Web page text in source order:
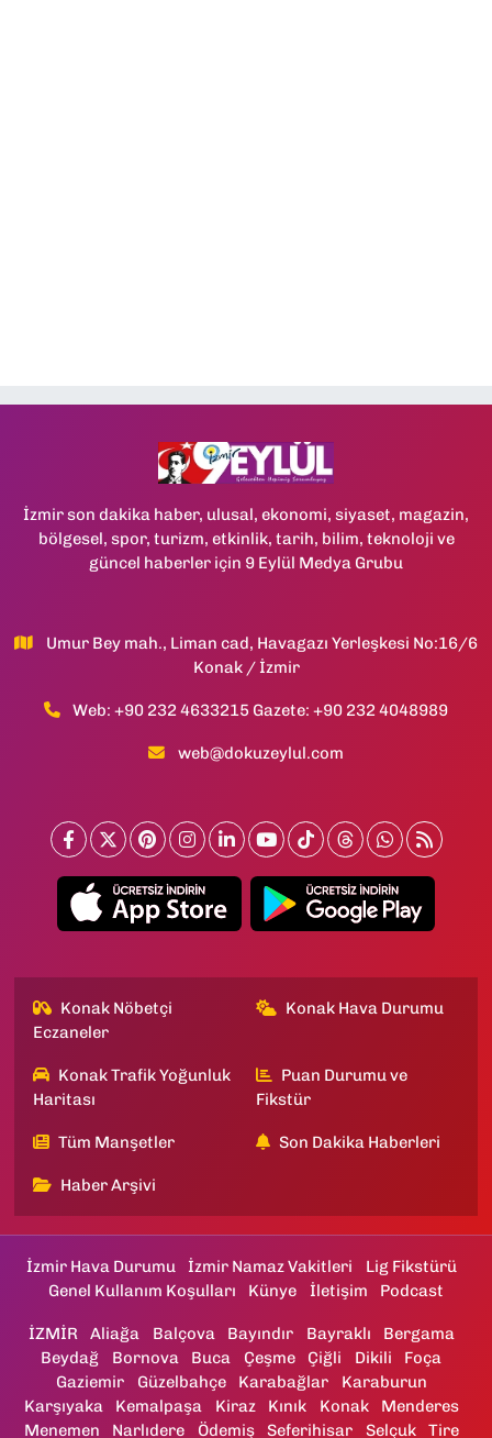
İzmir son dakika haber, ulusal, ekonomi, siyaset, magazin,
bölgesel, spor, turizm, etkinlik, tarih, bilim, teknoloji ve
güncel haberler için 9 Eylül Medya Grubu
Umur Bey mah., Liman cad, Havagazı Yerleşkesi No:16/6
Konak / İzmir
Web: +90 232 4633215 Gazete: +90 232 4048989
web@dokuzeylul.com
Konak Nöbetçi
Eczaneler
Konak Hava Durumu
Konak Trafik Yoğunluk
Haritası
Puan Durumu ve
Fikstür
Tüm Manşetler Son Dakika Haberleri
Haber Arşivi
İzmir Hava Durumu İzmir Namaz Vakitleri
Lig Fikstürü
Genel Kullanım Koşulları
Künye İletişim Podcast
İZMİR Aliağa Balçova Bayındır Bayraklı
Bergama
Beydağ
Bornova Buca Çeşme Çiğli Dikili
Foça
Gaziemir
Güzelbahçe Karabağlar
Karaburun
Karşıyaka
Kemalpaşa Kiraz Kınık Konak
Menderes
Menemen
Narlıdere Ödemiş Seferihisar Selçuk Tire